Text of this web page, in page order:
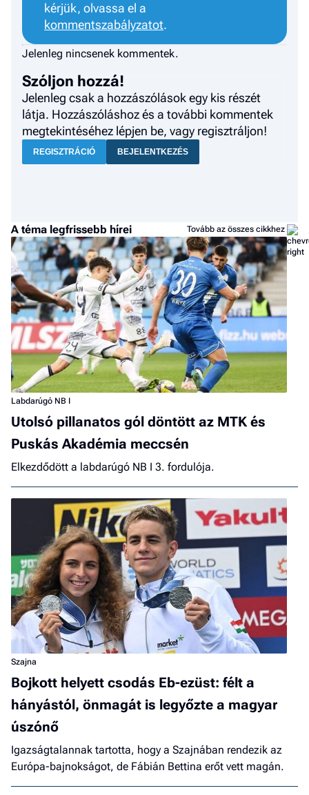
kérjük, olvassa el a
kommentszabályzatot.
Jelenleg nincsenek kommentek.
Szóljon hozzá!
Jelenleg csak a hozzászólások egy kis részét
látja. Hozzászóláshoz és a további kommentek
megtekintéséhez lépjen be, vagy regisztráljon!
REGISZTRÁCIÓ BEJELENTKEZÉS
A téma legfrissebb hírei Tovább az összes cikkhez
Labdarúgó NB I
Utolsó pillanatos gól döntött az MTK és
Puskás Akadémia meccsén
Elkezdődött a labdarúgó NB I 3. fordulója.
Szajna
Bojkott helyett csodás Eb-ezüst: félt a
hányástól, önmagát is legyőzte a magyar
úszónő
Igazságtalannak tartotta, hogy a Szajnában rendezik az
Európa-bajnokságot, de Fábián Bettina erőt vett magán.